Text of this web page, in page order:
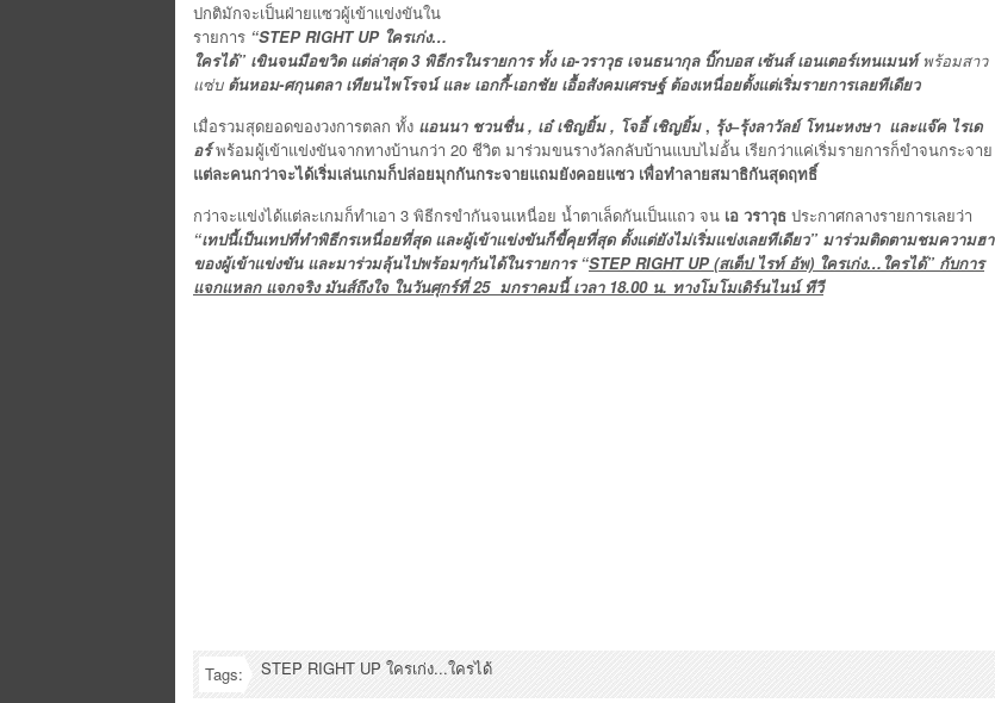
ปกติมักจะเป็นฝ่ายแซวผู้เข้าแข่งขันใน
รายการ “STEP RIGHT UP ใครเก่ง…
ใครได้” เขินจนมือขวิด แต่ล่าสุด 3 พิธีกรในรายการ ทั้ง เอ-วราวุธ เจนธนากุล บิ๊กบอส เซ้นส์ เอนเตอร์เทนเมนท์พร้อมสาว
แซ่บ ต้นหอม-ศกุนตลา เทียนไพโรจน์ และ เอกกี้-เอกชัย เอื้อสังคมเศรษฐ์ ต้องเหนื่อยตั้งแต่เริ่มรายการเลยทีเดียว
เมื่อรวมสุดยอดของวงการตลก ทั้ง แอนนา ชวนชื่น , เอ๋ เชิญยิ้ม , โจอี้ เชิญยิ้ม, รุ้ง–รุ้งลาวัลย์ โทนะหงษา และแจ๊ค ไรเด
อร์พร้อมผู้เข้าแข่งขันจากทางบ้านกว่า 20 ชีวิต มาร่วมขนรางวัลกลับบ้านแบบไม่อั้น เรียกว่าแค่เริ่มรายการก็ขำจนกระจาย
แต่ละคนกว่าจะได้เริ่มเล่นเกมก็ปล่อยมุกกันกระจายแถมยังคอยแซว เพื่อทำลายสมาธิกันสุดฤทธิ์
กว่าจะแข่งได้แต่ละเกมก็ทำเอา 3 พิธีกรขำกันจนเหนื่อย น้ำตาเล็ดกันเป็นแถว จน เอ วราวุธ ประกาศกลางรายการเลยว่า
“เทปนี้เป็นเทปที่ทำพิธีกรเหนื่อยที่สุด และผู้เข้าแข่งขันก็ขี้คุยที่สุด ตั้งแต่ยังไม่เริ่มแข่งเลยทีเดียว” มาร่วมติดตามชมความฮา
ของผู้เข้าแข่งขัน และมาร่วมลุ้นไปพร้อมๆกันได้ในรายการ“STEP RIGHT UP (สเต็ป ไรท์ อัพ) ใครเก่ง…ใครได้” กับการ
แจกแหลก แจกจริง มันส์ถึงใจ ในวันศุกร์ที่ 25 มกราคมนี้ เวลา 18.00 น. ทางโมโมเดิร์นไนน์ ทีวี
Tags: STEP RIGHT UP ใครเก่ง...ใครได้